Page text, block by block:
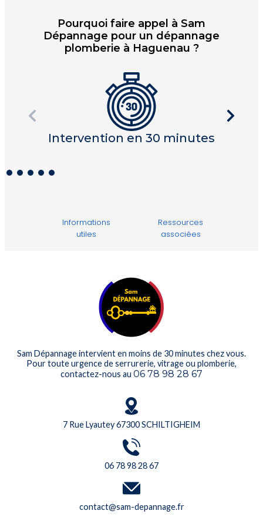
Pourquoi faire appel à Sam
Dépannage pour un dépannage
plomberie à Haguenau ?
Intervention en 30 minutes
Informations
utiles
Ressources
associées
Sam Dépannage intervient en moins de 30 minutes chez vous.
Pour toute urgence de serrurerie, vitrage ou plomberie,
contactez-nous au 06 78 98 28 67
7 Rue Lyautey 67300 SCHILTIGHEIM
06 78 98 28 67
contact@sam-depannage.fr